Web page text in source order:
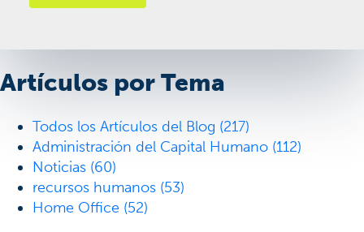
Artículos por Tema
Todos los Artículos del Blog (217)
Administración del Capital Humano (112)
Noticias (60)
recursos humanos (53)
Home Office (52)